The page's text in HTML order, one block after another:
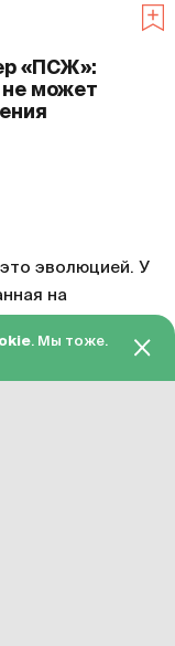
«ПСЖ»:
не может
эволюцией. У
на
нас есть новый
лучшим в
. Мы тоже.